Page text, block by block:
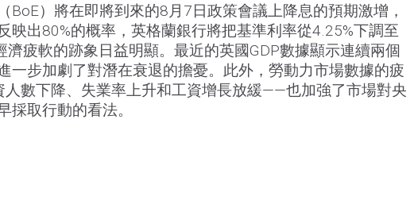
BoE）將在即將到來的8月7日政策會議上降息的預期激增，
映出80%的概率，英格蘭銀行將把基準利率從4.25%下調至
濟疲軟的跡象日益明顯。最近的英國GDP數據顯示連續兩個
一步加劇了對潛在衰退的擔憂。此外，勞動力市場數據的疲
數下降、失業率上升和工資增長放緩——也加強了市場對央
採取行動的看法。